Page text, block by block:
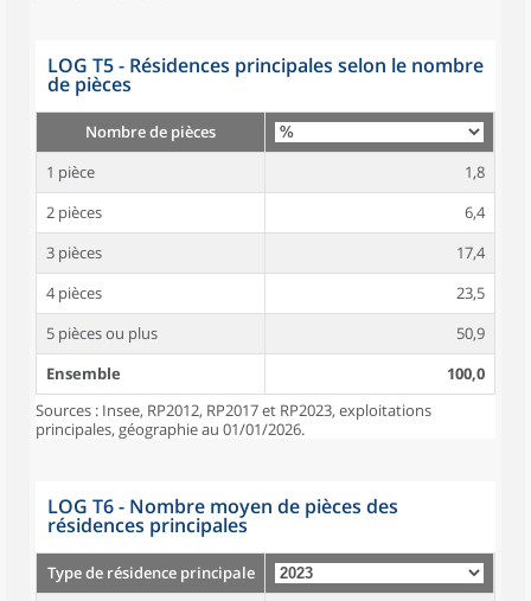
LOG T5 - Résidences principales selon le nombre
de pièces
Nombre de pièces
1 pièce
1,8
2 pièces
6,4
3 pièces
17,4
4 pièces
23,5
5 pièces ou plus
50,9
Ensemble
100,0
Sources : Insee, RP2012, RP2017 et RP2023, exploitations
principales, géographie au 01/01/2026.
LOG T6 - Nombre moyen de pièces des
résidences principales
Type de résidence principale